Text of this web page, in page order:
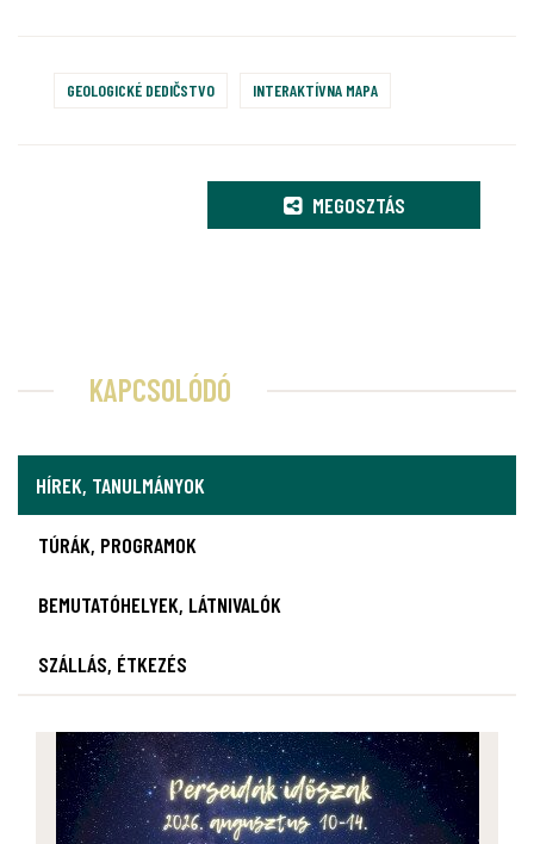
GEOLOGICKÉ DEDIČSTVO INTERAKTÍVNA MAPA
MEGOSZTÁS
KAPCSOLÓDÓ
HÍREK, TANULMÁNYOK
TÚRÁK, PROGRAMOK
BEMUTATÓHELYEK, LÁTNIVALÓK
SZÁLLÁS, ÉTKEZÉS